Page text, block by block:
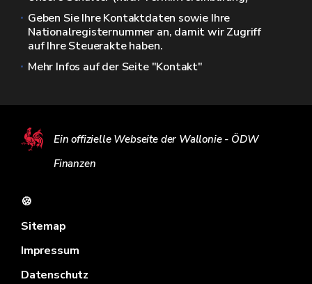
Geben Sie Ihre Kontaktdaten sowie Ihre
Nationalregisternummer an, damit wir Zugriff
auf Ihre Steuerakte haben.
Mehr Infos auf der Seite "Kontakt"
Ein offizielle Webseite der Wallonie - ÖDW
Finanzen
🍪
Sitemap
Impressum
Datenschutz